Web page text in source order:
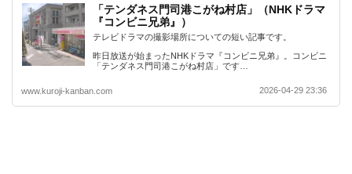
「テンダネス門司港こがね村店」（NHKドラマ
『コンビニ兄弟』）
テレビドラマの撮影場所についての短い記事です。
昨日放送が始まったNHKドラマ『コンビニ兄弟』。コンビニ
「テンダネス門司港こがね村店」です…
www.kuroji-kanban.com 2026-04-29 23:36